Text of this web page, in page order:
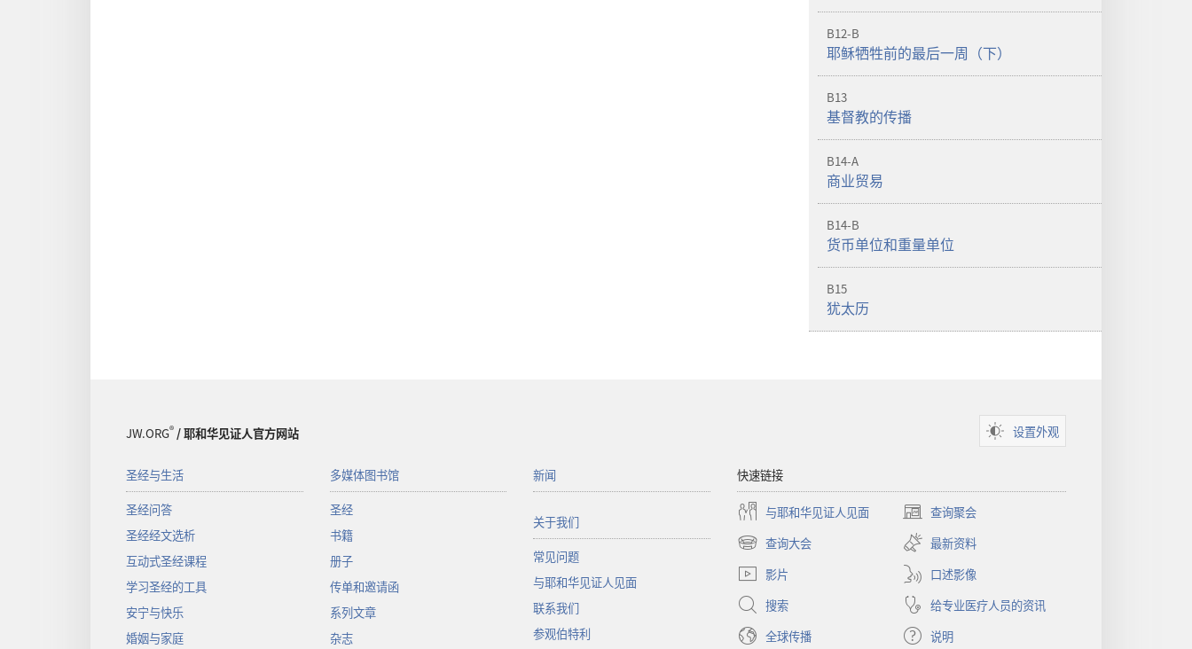
B12-B
耶稣牺牲前的最后一周（下）
B13
基督教的传播
B14-A
商业贸易
B14-B
货币单位和重量单位
B15
犹太历
JW.ORG®/ 耶和华见证人官方网站 设置外观
圣经与生活
圣经问答
圣经经文选析
互动式圣经课程
学习圣经的工具
安宁与快乐
婚姻与家庭
多媒体图书馆
圣经
书籍
册子
传单和邀请函
系列文章
杂志
新闻
关于我们
常见问题
与耶和华见证人见面
联系我们
参观伯特利
快速链接
与耶和华见证人见面 查询聚会
（打
开
新
窗
口）
查询大会
（打
开
新
窗
口）
最新资料
影片
口述影像
搜索
给专业医疗人员的资讯
全球传播
说明